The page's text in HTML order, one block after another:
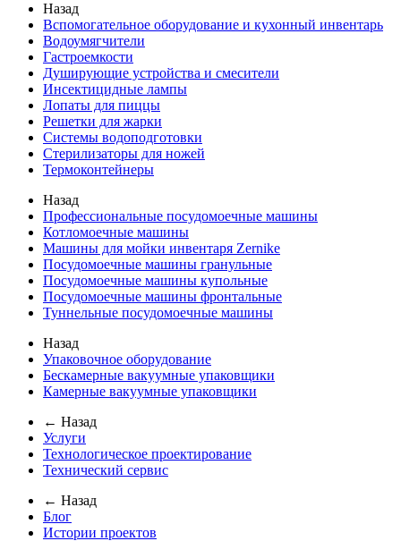
Назад
Вспомогательное оборудование и кухонный инвентарь
Водоумягчители
Гастроемкости
Душирующие устройства и смесители
Инсектицидные лампы
Лопаты для пиццы
Решетки для жарки
Системы водоподготовки
Стерилизаторы для ножей
Термоконтейнеры
Назад
Профессиональные посудомоечные машины
Котломоечные машины
Машины для мойки инвентаря Zernike
Посудомоечные машины гранульные
Посудомоечные машины купольные
Посудомоечные машины фронтальные
Туннельные посудомоечные машины
Назад
Упаковочное оборудование
Бескамерные вакуумные упаковщики
Камерные вакуумные упаковщики
← Назад
Услуги
Технологическое проектирование
Технический сервис
← Назад
Блог
Истории проектов